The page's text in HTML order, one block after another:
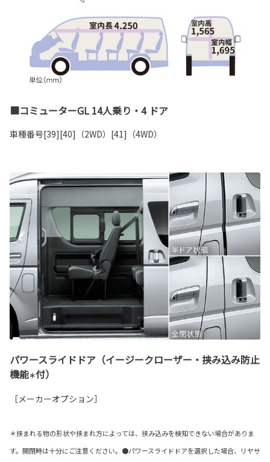
■コミューターGL 14人乗り・4 ドア
車種番号[39][40]（2WD）[41]（4WD）
パワースライドドア（イージークローザー・挟み込み防止
機能＊付）
［メーカーオプション］
＊挟まれる物の形状や挟まれ方によっては、挟み込みを検知できない場合がありま
す。開閉時は十分にご注意ください。●パワースライドドアを選択した場合、リヤサ